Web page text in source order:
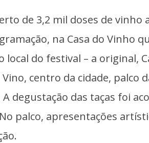
de 3,2 mil doses de vinho
na Casa do Vinho
do festival – a original,
centro da cidade, palco
degustação das taças foi
palco, apresentações